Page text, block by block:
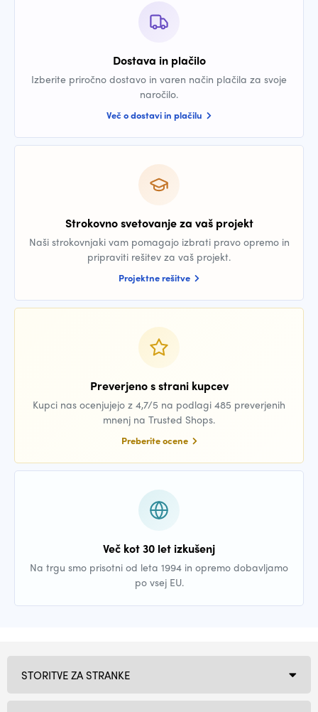
Dostava in plačilo
Izberite priročno dostavo in varen način plačila za svoje
naročilo.
Več o dostavi in plačilu
Strokovno svetovanje za vaš projekt
Naši strokovnjaki vam pomagajo izbrati pravo opremo in
pripraviti rešitev za vaš projekt.
Projektne rešitve
Preverjeno s strani kupcev
Kupci nas ocenjujejo z 4,7/5 na podlagi 485 preverjenih
mnenj na Trusted Shops.
Preberite ocene
Več kot 30 let izkušenj
Na trgu smo prisotni od leta 1994 in opremo dobavljamo
po vsej EU.
STORITVE ZA STRANKE